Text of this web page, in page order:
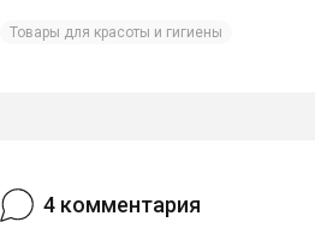
Товары для красоты и гигиены
4 комментария